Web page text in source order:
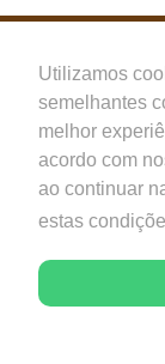
Utilizamos
semelhantes
melhor
acordo com
ao continuar
estas